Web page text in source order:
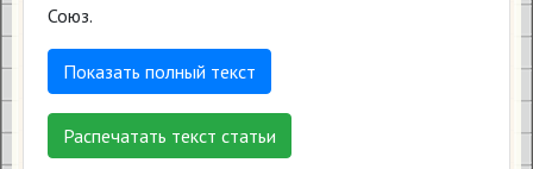
Союз.
Показать полный текст
Распечатать текст статьи